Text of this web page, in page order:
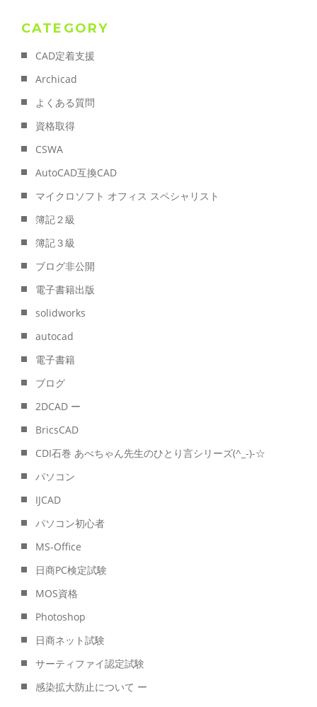
CATEGORY
CAD定着支援
Archicad
よくある質問
資格取得
CSWA
AutoCAD互換CAD
マイクロソフト オフィス スペシャリスト
簿記２級
簿記３級
ブログ非公開
電子書籍出版
solidworks
autocad
電子書籍
ブログ
2DCAD ー
BricsCAD
CDI石巻 あべちゃん先生のひとり言シリーズ(^_-)-☆
パソコン
IJCAD
パソコン初心者
MS-Office
日商PC検定試験
MOS資格
Photoshop
日商ネット試験
サーティファイ認定試験
感染拡大防止について ー